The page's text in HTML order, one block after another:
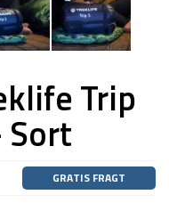
Trip
GRATIS FRAGT